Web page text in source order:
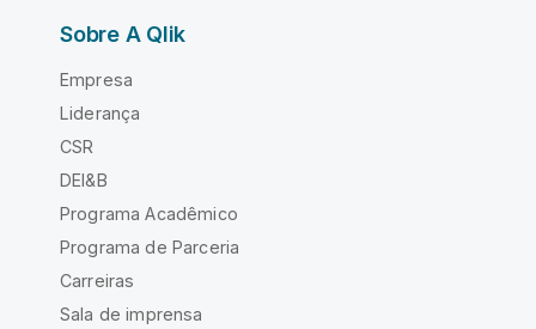
Sobre A Qlik
Empresa
Liderança
CSR
DEI&B
Programa Acadêmico
Programa de Parceria
Carreiras
Sala de imprensa